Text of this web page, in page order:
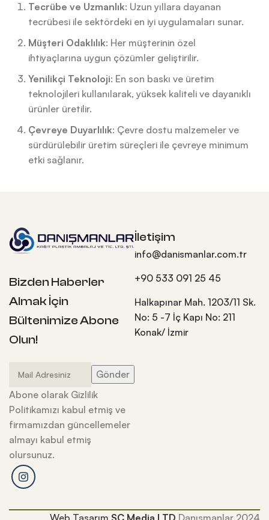
Tecrübe ve Uzmanlık: Uzun yıllara dayanan
tecrübesi ile sektördeki en iyi uygulamaları sunar.
Müşteri Odaklılık: Her müşterinin özel
ihtiyaçlarına uygun çözümler geliştirilir.
Yenilikçi Teknoloji: En son baskı ve üretim
teknolojileri kullanılarak, yüksek kaliteli ve dayanıklı
ürünler üretilir.
Çevreye Duyarlılık: Çevre dostu malzemeler ve
sürdürülebilir üretim süreçleri ile çevreye minimum
etki sağlanır.
Bizden Haberler
Almak İçin
Bültenimize Abone
Olun!
Abone olarak Gizlilik
Politikamızı kabul etmiş ve
firmamızdan güncellemeler
almayı kabul etmiş
olursunuz.
İletişim
info@danismanlar.com.tr
+90 533 091 25 45
Halkapınar Mah. 1203/11 Sk.
No: 5 -7 İç Kapı No: 211
Konak/ İzmir
Web Tasarım SC Media LTD Danışmanlar 2024